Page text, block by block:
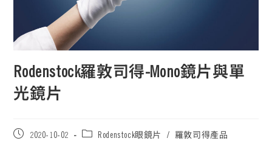
Rodenstock羅敦司得-Mono鏡片與單
光鏡片
2020-10-02 Rodenstock眼鏡片 / 羅敦司得產品